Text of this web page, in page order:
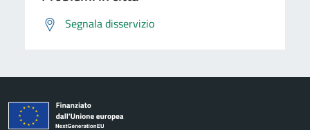
Segnala disservizio